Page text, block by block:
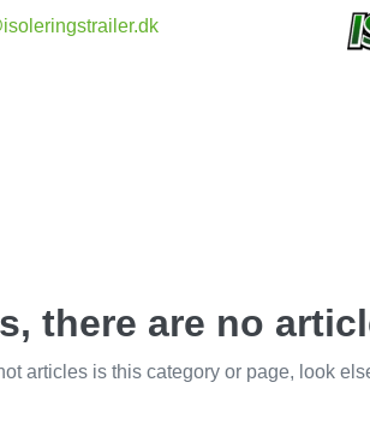
there are no
articles is this category or page, look